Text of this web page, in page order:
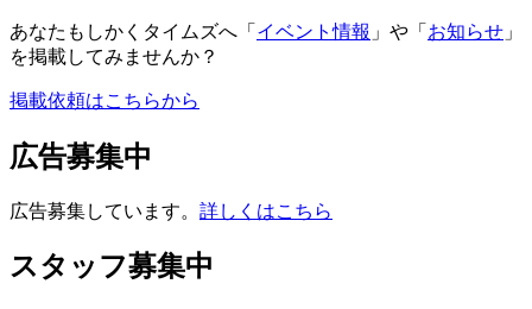
あなたもしかくタイムズへ「 イベント情報 」や「 お知らせ 」
を掲載してみませんか？
掲載依頼はこちらから
広告募集中
広告募集しています。 詳しくはこちら
スタッフ募集中